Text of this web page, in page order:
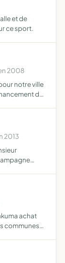
et de
ce sport.
2008
notre ville
de
2013
achat
communes